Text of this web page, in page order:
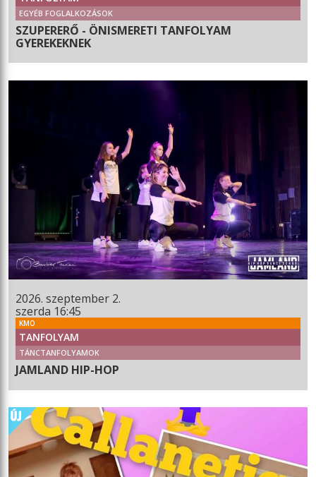
EGYÉB FOGLALKOZÁSOK
SZUPERERŐ - ÖNISMERETI TANFOLYAM
GYEREKEKNEK
2026. szeptember 2.
szerda 16:45
KMO
TANFOLYAM
TÁNCTANFOLYAMOK
JAMLAND HIP-HOP